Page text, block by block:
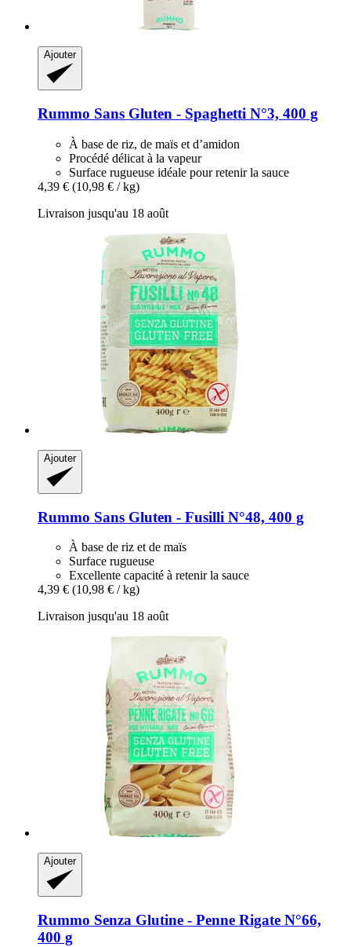
Ajouter
Rummo Sans Gluten -​ Spaghetti N°3, 400 g
À base de riz, de maïs et d’amidon
Procédé délicat à la vapeur
Surface rugueuse idéale pour retenir la sauce
4,39 € (10,98 € / kg)
Livraison jusqu'au 18 août
Ajouter
Rummo Sans Gluten -​ Fusilli N°48, 400 g
À base de riz et de maïs
Surface rugueuse
Excellente capacité à retenir la sauce
4,39 € (10,98 € / kg)
Livraison jusqu'au 18 août
Ajouter
Rummo Senza Glutine -​ Penne Rigate N°66,
400 g